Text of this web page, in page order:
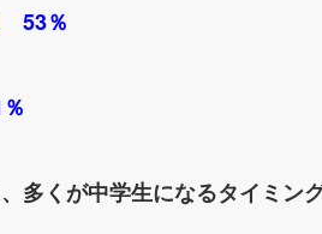
53％
多くが中学生になるタイミン